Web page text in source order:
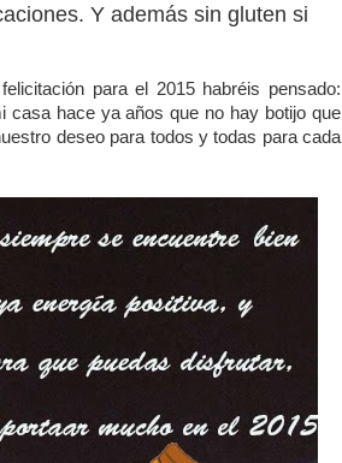
Y además sin gluten si
para el 2015 habréis pensado:
casa hace ya años que no hay botijo que
deseo para todos y todas para cada